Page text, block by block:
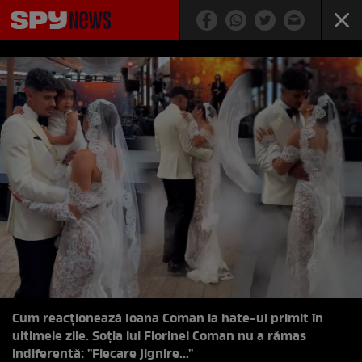
Cum reacționează Ioana Coman la hate-ul primit în
ultimele zile. Soția lui Florinel Coman nu a rămas
indiferentă: "Fiecare jignire..."